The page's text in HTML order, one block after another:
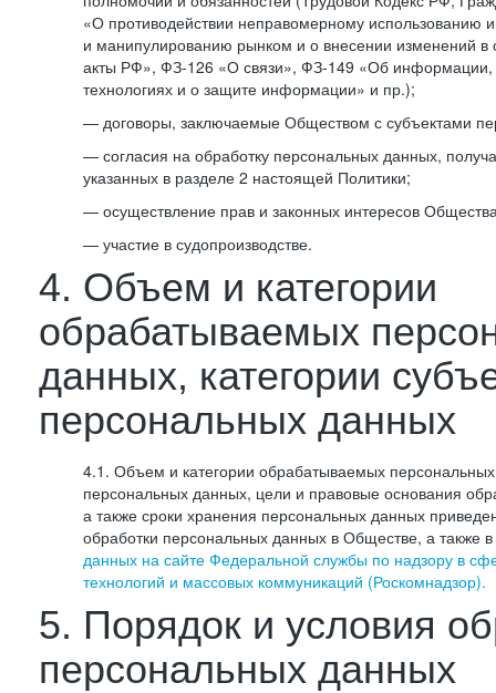
«О противодействии неправомерному использованию
и манипулированию рынком и о внесении изменений в
акты РФ», ФЗ-126 «О связи», ФЗ-149 «Об
технологиях и о защите информации» и пр.);
— договоры, заключаемые Обществом с субъектами
— согласия на обработку персональных данных,
указанных в разделе 2 настоящей Политики;
— осуществление прав и законных интересов
— участие в судопроизводстве.
4. Объем и категории
обрабатываемых
данных, категории
персональных данных
4.1. Объем и категории обрабатываемых персональных
персональных данных, цели и правовые основания
а также сроки хранения персональных данных
обработки персональных данных в Обществе, а также в
данных на сайте Федеральной службы по надзору в
технологий и массовых коммуникаций (Роскомнадзор).
5. Порядок и условия
персональных данных